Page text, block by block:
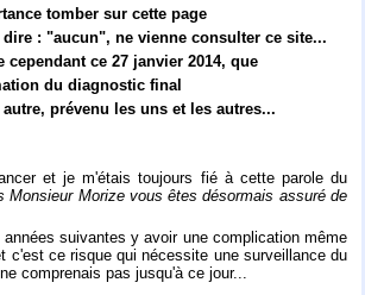
tomber sur cette page
: "aucun", ne vienne consulter ce site...
ce 27 janvier 2014, que
du diagnostic final
prévenu les uns et les autres...
et je m'étais toujours fié à cette parole du
Monsieur Morize vous êtes désormais assuré de
suivantes y avoir une complication même
ce risque qui nécessite une surveillance du
comprenais pas jusqu'à ce jour...